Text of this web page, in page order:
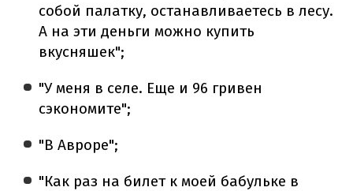
собой палатку, останавливаетесь в лесу.
А на эти деньги можно купить
вкусняшек";
"У меня в селе. Еще и 96 гривен
сэкономите";
"В Авроре";
"Как раз на билет к моей бабульке в